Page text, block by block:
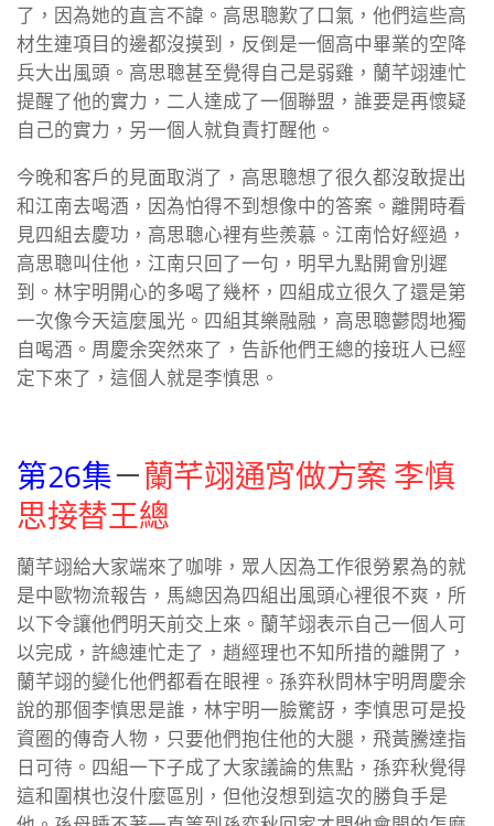
了，因為她的直言不諱。高思聰歎了口氣，他們這些高
材生連項目的邊都沒摸到，反倒是一個高中畢業的空降
兵大出風頭。高思聰甚至覺得自己是弱雞，蘭芊翊連忙
提醒了他的實力，二人達成了一個聯盟，誰要是再懷疑
自己的實力，另一個人就負責打醒他。
今晚和客戶的見面取消了，高思聰想了很久都沒敢提出
和江南去喝酒，因為怕得不到想像中的答案。離開時看
見四組去慶功，高思聰心裡有些羨慕。江南恰好經過，
高思聰叫住他，江南只回了一句，明早九點開會別遲
到。林宇明開心的多喝了幾杯，四組成立很久了還是第
一次像今天這麼風光。四組其樂融融，高思聰鬱悶地獨
自喝酒。周慶余突然來了，告訴他們王總的接班人已經
定下來了，這個人就是李慎思。
第26集－ 蘭芊翊通宵做方案 李慎
思接替王總
蘭芊翊給大家端來了咖啡，眾人因為工作很勞累為的就
是中歐物流報告，馬總因為四組出風頭心裡很不爽，所
以下令讓他們明天前交上來。蘭芊翊表示自己一個人可
以完成，許總連忙走了，趙經理也不知所措的離開了，
蘭芊翊的變化他們都看在眼裡。孫弈秋問林宇明周慶余
說的那個李慎思是誰，林宇明一臉驚訝，李慎思可是投
資圈的傳奇人物，只要他們抱住他的大腿，飛黃騰達指
日可待。四組一下子成了大家議論的焦點，孫弈秋覺得
這和圍棋也沒什麼區別，但他沒想到這次的勝負手是